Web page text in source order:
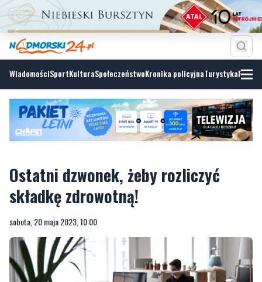
WiadomościSportKulturaSpołeczeństwoKronika policyjnaTurystyka
Ostatni dzwonek, żeby rozliczyć
sobota, 20 maja 2023, 10:00